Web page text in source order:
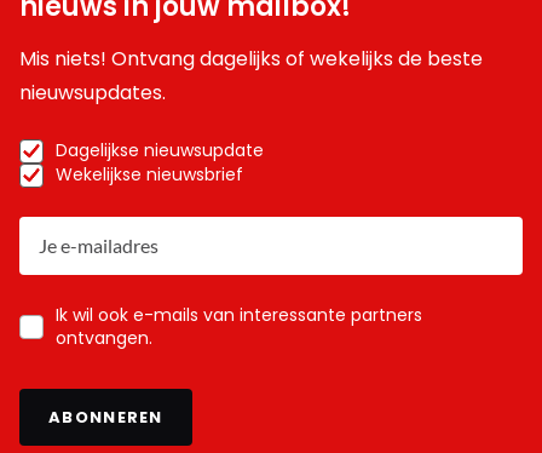
Mis niets! Ontvang dagelijks of wekelijks de beste
nieuwsupdates.
Dagelijkse nieuwsupdate
Wekelijkse nieuwsbrief
Ik wil ook e-mails van interessante partners
ontvangen.
ABONNEREN